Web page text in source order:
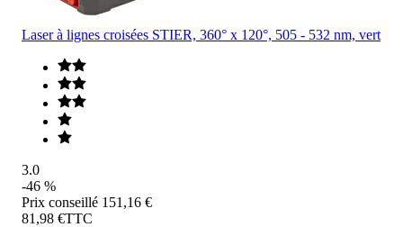
Laser à lignes croisées STIER, 360° x 120°, 505 - 532 nm, vert
3.0
-46 %
Prix conseillé 151,16 €
81,98 €TTC